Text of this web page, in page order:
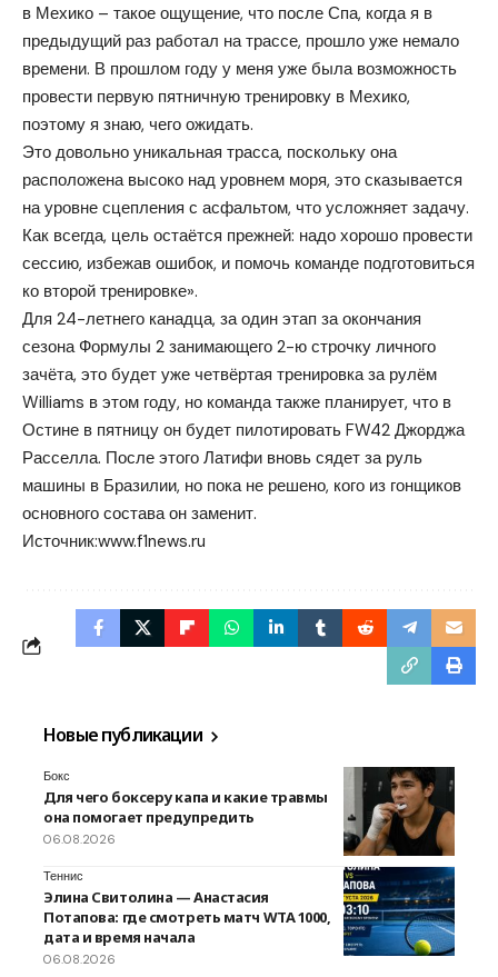
в Мехико – такое ощущение, что после Спа, когда я в
предыдущий раз работал на трассе, прошло уже немало
времени. В прошлом году у меня уже была возможность
провести первую пятничную тренировку в Мехико,
поэтому я знаю, чего ожидать.
Это довольно уникальная трасса, поскольку она
расположена высоко над уровнем моря, это сказывается
на уровне сцепления с асфальтом, что усложняет задачу.
Как всегда, цель остаётся прежней: надо хорошо провести
сессию, избежав ошибок, и помочь команде подготовиться
ко второй тренировке».
Для 24-летнего канадца, за один этап за окончания
сезона Формулы 2 занимающего 2-ю строчку личного
зачёта, это будет уже четвёртая тренировка за рулём
Williams в этом году, но команда также планирует, что в
Остине в пятницу он будет пилотировать FW42 Джорджа
Расселла. После этого Латифи вновь сядет за руль
машины в Бразилии, но пока не решено, кого из гонщиков
основного состава он заменит.
Источник:www.f1news.ru
Новые публикации
Бокс
Для чего боксеру капа и какие травмы
она помогает предупредить
06.08.2026
Теннис
Элина Свитолина — Анастасия
Потапова: где смотреть матч WTA 1000,
дата и время начала
06.08.2026